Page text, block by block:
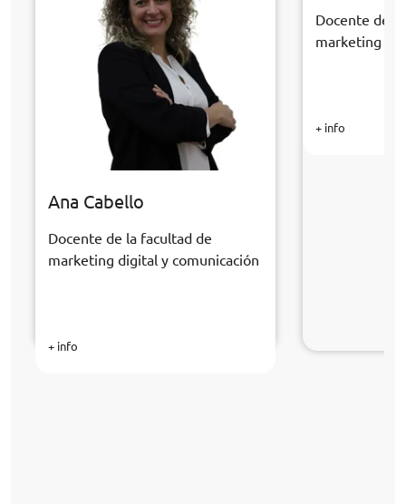
Ana Cabello
Docente de la facultad de
marketing digital y comunicación
+ info
Docente de
marketing
+ info